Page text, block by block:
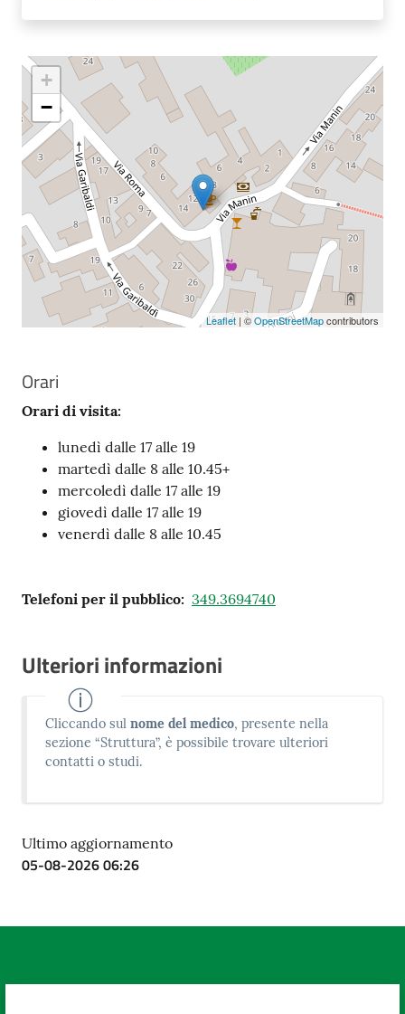
ed Enti
Seguici
su
+
−
Leaflet | ©OpenStreetMapcontributors
Orari
Orari di visita:
lunedì dalle 17 alle 19
martedì dalle 8 alle 10.45+
mercoledì dalle 17 alle 19
giovedì dalle 17 alle 19
venerdì dalle 8 alle 10.45
Telefoni per il pubblico: 349.3694740
Ulteriori informazioni
Cliccando sulnome del medico, presente nella
sezione “Struttura”, è possibile trovare ulteriori
contatti o studi.
Ultimo aggiornamento
05-08-2026 06:26